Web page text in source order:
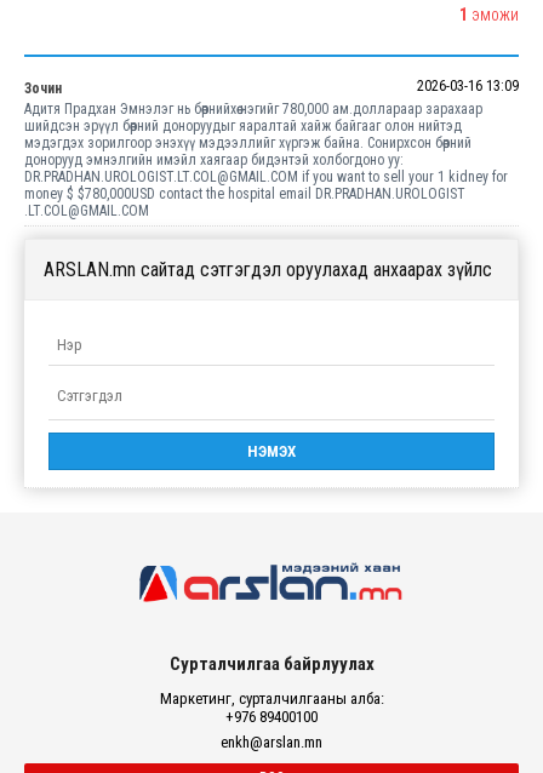
1 ЭМОЖИ
Зочин
2026-03-16 13:09
Адитя Прадхан Эмнэлэг нь бөөрнийхөө нэгийг 780,000 ам.доллараар зарахаар
шийдсэн эрүүл бөөрний доноруудыг яаралтай хайж байгааг олон нийтэд
мэдэгдэх зорилгоор энэхүү мэдээллийг хүргэж байна. Сонирхсон бөөрний
донорууд эмнэлгийн имэйл хаягаар бидэнтэй холбогдоно уу:
DR.PRADHAN.UROLOGIST.LT.COL@GMAIL.COM if you want to sell your 1 kidney for
money $ $780,000USD contact the hospital email DR.PRADHAN.UROLOGIST
.LT.COL@GMAIL.COM
ARSLAN.mn сайтад сэтгэгдэл оруулахад анхаарах зүйлс
Сурталчилгаа байрлуулах
Маркетинг, сурталчилгааны алба:
+976 89400100
enkh@arslan.mn